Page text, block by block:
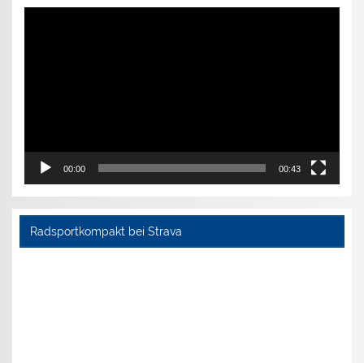
Video-
00:00 00:43
Radsportkompakt bei Strava